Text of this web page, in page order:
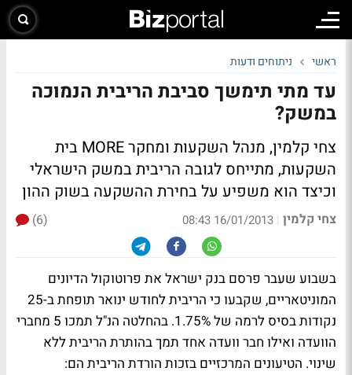
ראשי ניתוחים ודעות
עד מתי תימשך סביבת הריבית הנמוכה
במשק?
צחי קלמין, מנהל השקעות ומחקר MORE בית
השקעות, מתייחס לגובה הריבית במשק הישראלי
וכיצד הוא משפיע על בחירת ההשקעה בשוק ההון
צחי קלמין |
16/01/2013 08:43
(6)
בשבוע שעבר פרסם בנק ישראל את פרוטוקול הדיונים
המוניטאריים, שקבעו כי הריבית לחודש ינואר תופחת ב-25
נקודות בסיס לרמה של 1.75%. בהחלטה הנ"ל תמכו 5 מחברי
הוועדה ואילו חבר וועדה אחד תמך בהותרת הריבית ללא
שינוי. הטיעונים המרכזיים בזכות הורדת הריבית הם: